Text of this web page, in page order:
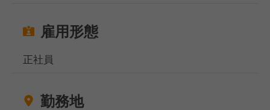
雇用形態
正社員
勤務地